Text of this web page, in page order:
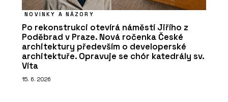
NOVINKY A NÁZORY
Po rekonstrukci otevírá náměstí Jiřího z
Poděbrad v Praze. Nová ročenka České
architektury především o developerské
architektuře. Opravuje se chór katedrály sv.
Víta
15. 6. 2026